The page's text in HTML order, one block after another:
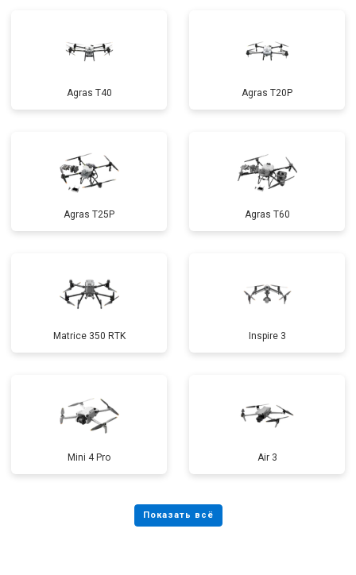
Agras T40 Agras T20P
Agras T25P Agras T60
Matrice 350 RTK Inspire 3
Mini 4 Pro Air 3